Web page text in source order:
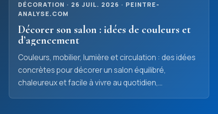
DÉCORATION · 26 JUIL. 2026 · PEINTRE-
ANALYSE.COM
Décorer son salon : idées de couleurs et
d’agencement
Couleurs, mobilier, lumière et circulation : des idées
concrètes pour décorer un salon équilibré,
chaleureux et facile à vivre au quotidien,